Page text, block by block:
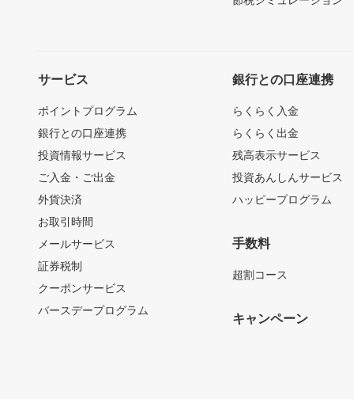
サービス
ポイントプログラム
銀行との口座連携
投資情報サービス
ご入金・ご出金
外貨決済
お取引時間
メールサービス
証券税制
クーポンサービス
バースデープログラム
銀行との口座連携
らくらく入金
らくらく出金
残高表示サービス
投資あんしんサービス
ハッピープログラム
手数料
超割コース
キャンペーン